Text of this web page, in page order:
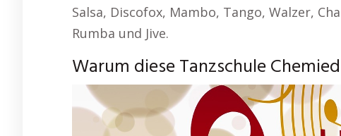
Salsa, Discofox, Mambo, Tango, Walzer,
Rumba und Jive.
Warum diese Tanzschule